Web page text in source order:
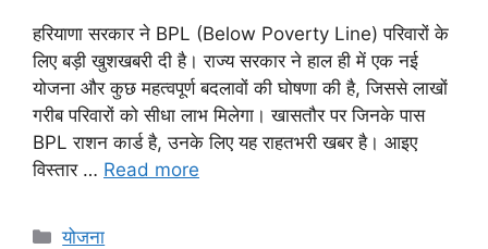
हरियाणा सरकार ने BPL (Below Poverty Line) परिवारों के
लिए बड़ी खुशखबरी दी है। राज्य सरकार ने हाल ही में एक नई
योजना और कुछ महत्वपूर्ण बदलावों की घोषणा की है, जिससे लाखों
गरीब परिवारों को सीधा लाभ मिलेगा। खासतौर पर जिनके पास
BPL राशन कार्ड है, उनके लिए यह राहतभरी खबर है। आइए
विस्तार … Read more
Categories
योजना